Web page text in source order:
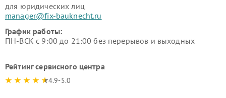
для юридических лиц
manager@fix-bauknecht.ru
График работы:
ПН-ВСК с 9:00 до 21:00 без перерывов и выходных
Рейтинг сервисного центра
4.9-5.0